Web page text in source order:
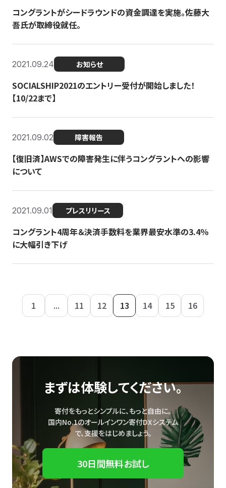
コングラントがシードラウンドの資金調達を実施。佐藤大
吾氏が取締役就任。
2021.09.24 お知らせ
SOCIALSHIP2021のエントリー受付が開始しました！
【10/22まで】
2021.09.02 障害報告
【復旧済】AWSでの障害発生に伴うコングラントへの影響
について
2021.09.01 プレスリリース
コングラント4周年＆決済手数料を業界最安水準の3.4％
に大幅引き下げ
1 ... 11 12 13 14 15 16
まずは体験してください。
寄付をもっとシンプルに、もっと自由に。
国内No.1のオールインワン寄付DXシステム
で、支援をはじめましょう。
30日間無料お試し